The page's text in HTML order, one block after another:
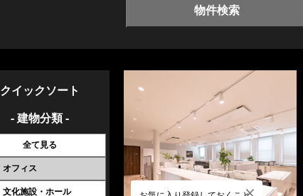
物件検索
クイックソート
- 建物分類 -
全て見る
オフィス
文化施設・ホール